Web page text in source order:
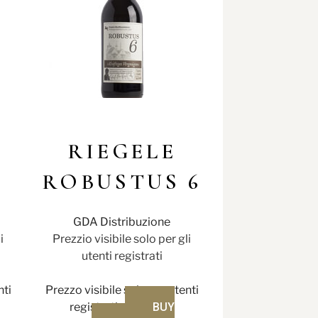
RIEGELE
ROBUSTUS 6
GDA Distribuzione
Prezzio visibile solo per gli
utenti registrati
Prezzo visibile solo per utenti
registrati
BUY